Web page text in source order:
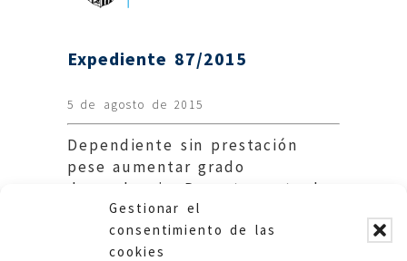
Gestionar el
consentimiento de las
cookies
Expediente 87/2015
5 de agosto de 2015
Dependiente sin prestación
pese aumentar grado
dependencia. Departamento de
Ciudadanía y Derechos Sociales.